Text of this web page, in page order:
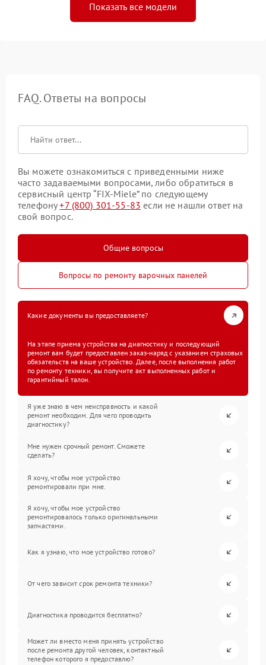
Показать все модели
FAQ. Ответы на вопросы
Вы можете ознакомиться с приведенными ниже
часто задаваемыми вопросами, либо обратиться в
сервисный центр “FIX-Miele” по следующему
телефону+7 (800) 301-55-83 если не нашли ответ на
свой вопрос.
Общие вопросы
Вопросы по ремонту варочных панелей
Какие документы вы предоставляете?
На этапе приема устройства на диагностику и последующий
ремонт вам будет предоставлен заказ-наряд с указанием страховых
обязательств на ваше устройство. Далее, после выполнения работ
по ремонту техники, вы получите акт выполненных работ и
гарантийный талон.
Я уже знаю в чем неисправность и какой
ремонт необходим. Для чего проводить
диагностику?
Мне нужен срочный ремонт. Сможете
сделать?
Я хочу, чтобы мое устройство
ремонтировали при мне.
Я хочу, чтобы мое устройство
ремонтировалось только оригинальными
запчастями.
Как я узнаю, что мое устройство готово?
От чего зависит срок ремонта техники?
Диагностика проводится бесплатно?
Может ли вместо меня принять устройство
после ремонта другой человек, контактный
телефон которого я предоставлю?